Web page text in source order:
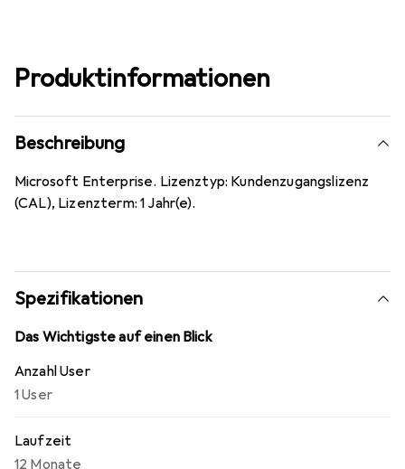
Produktinformationen
Beschreibung
Microsoft Enterprise. Lizenztyp: Kundenzugangslizenz
(CAL), Lizenzterm: 1 Jahr(e).
Spezifikationen
Das Wichtigste auf einen Blick
Anzahl User
1 User
Laufzeit
12 Monate